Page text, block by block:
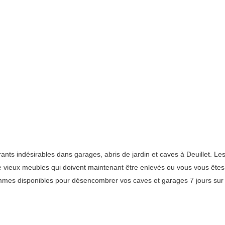
indésirables dans garages, abris de jardin et caves à Deuillet.
meubles qui doivent maintenant être enlevés ou vous vous
disponibles pour désencombrer vos caves et garages 7 jours